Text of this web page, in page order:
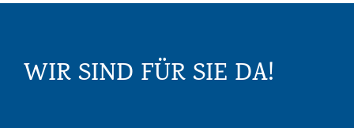
WIR SIND FÜR SIE DA!